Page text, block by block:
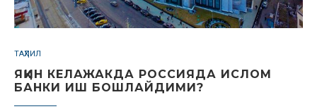
ТАҲЛИЛ
ЯҚИН КЕЛАЖАКДА РОССИЯДА ИСЛОМ
БАНКИ ИШ БОШЛАЙДИМИ?